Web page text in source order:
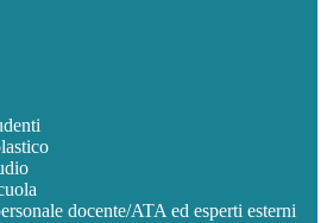
docente/ATA ed esperti esterni